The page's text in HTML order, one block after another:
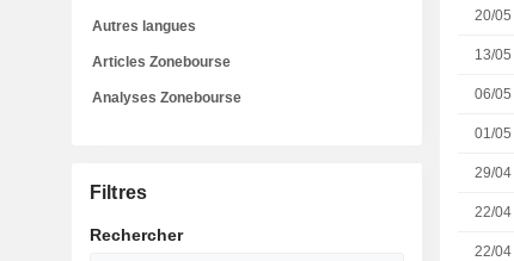
20/05
13/05
06/05
01/05
29/04
22/04
22/04
Autres langues
Articles Zonebourse
Analyses Zonebourse
Filtres
Rechercher